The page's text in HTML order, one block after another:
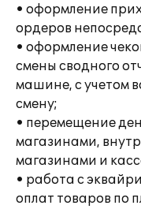
• оформление
ордеров
• оформление
смены сводного
машине, с учетом
смену;
• перемещение
магазинами,
магазинами и
• работа с
оплат товаров по